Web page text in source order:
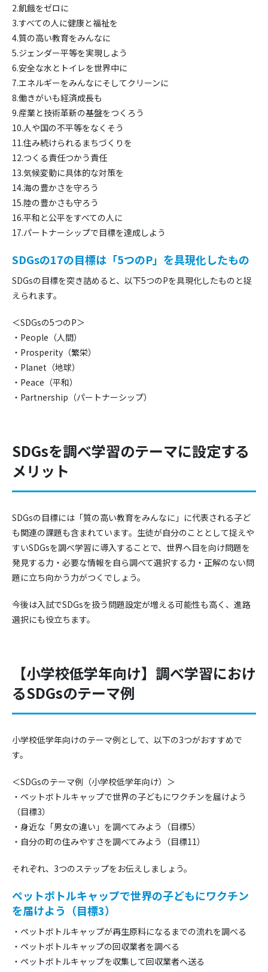
2.飢餓をゼロに
3.すべての人に健康と福祉を
4.質の高い教育をみんなに
5.ジェンダー平等を実現しよう
6.安全な水とトイレを世界中に
7.エネルギーをみんなにそしてクリーンに
8.働きがいも経済成長も
9.産業と技術革新の基盤をつくろう
10.人や国の不平等をなくそう
11.住み続けられるまちづくりを
12.つくる責任つかう責任
13.気候変動に具体的な対策を
14.海の豊かさを守ろう
15.陸の豊かさも守ろう
16.平和と公平をすべての人に
17.パートナーシップで目標を達成しよう
SDGsの17の目標は「5つのP」を具現化したもの
SDGsの目標を突き詰めると、以下5つのPを具現化したものと捉
えられます。
＜SDGsの5つのP＞
・People（人間）
・Prosperity（繁栄）
・Planet（地球）
・Peace（平和）
・Partnership（パートナーシップ）
SDGsを調べ学習のテーマに設定する
メリット
SDGsの目標には「質の高い教育をみんなに」に代表される子ど
も関連の課題も含まれています。生徒が自分のこととして捉えや
すいSDGsを調べ学習に導入することで、世界へ目を向け問題を
発見する力・必要な情報を自ら調べて選択する力・正解のない問
題に立ち向かう力がつくでしょう。
今後は入試でSDGsを扱う問題設定が増える可能性も高く、進路
選択にも役立ちます。
【小学校低学年向け】調べ学習におけ
るSDGsのテーマ例
小学校低学年向けのテーマ例として、以下の3つがおすすめで
す。
＜SDGsのテーマ例（小学校低学年向け）＞
・ペットボトルキャップで世界の子どもにワクチンを届けよう
（目標3）
・身近な「男女の違い」を調べてみよう（目標5）
・自分の町の住みやすさを調べてみよう（目標11）
それぞれ、3つのステップをお伝えしましょう。
ペットボトルキャップで世界の子どもにワクチン
を届けよう（目標3）
・ペットボトルキャップが再生原料になるまでの流れを調べる
・ペットボトルキャップの回収業者を調べる
・ペットボトルキャップを収集して回収業者へ送る